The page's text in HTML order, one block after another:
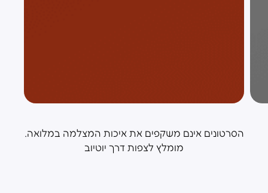
הסרטונים אינם משקפים את איכות המצלמה במלואה.
מומלץ לצפות דרך יוטיוב